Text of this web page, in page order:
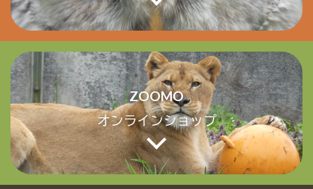
ZOOMO
オンラインショップ